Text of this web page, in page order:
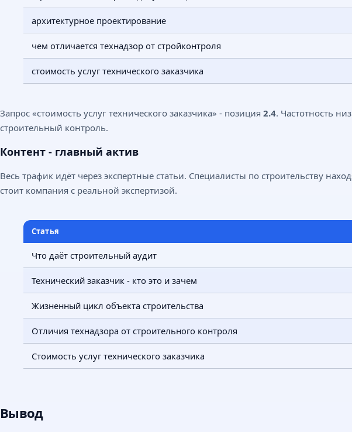
архитектурное проектирование
чем отличается технадзор от стройконтроля
стоимость услуг технического заказчика
Запрос «стоимость услуг технического заказчика» - позиция 2.4. Частотность
строительный контроль.
Контент - главный актив
Весь трафик идёт через экспертные статьи. Специалисты по строительству
стоит компания с реальной экспертизой.
Статья
Что даёт строительный аудит
Технический заказчик - кто это и зачем
Жизненный цикл объекта строительства
Отличия технадзора от строительного контроля
Стоимость услуг технического заказчика
Вывод